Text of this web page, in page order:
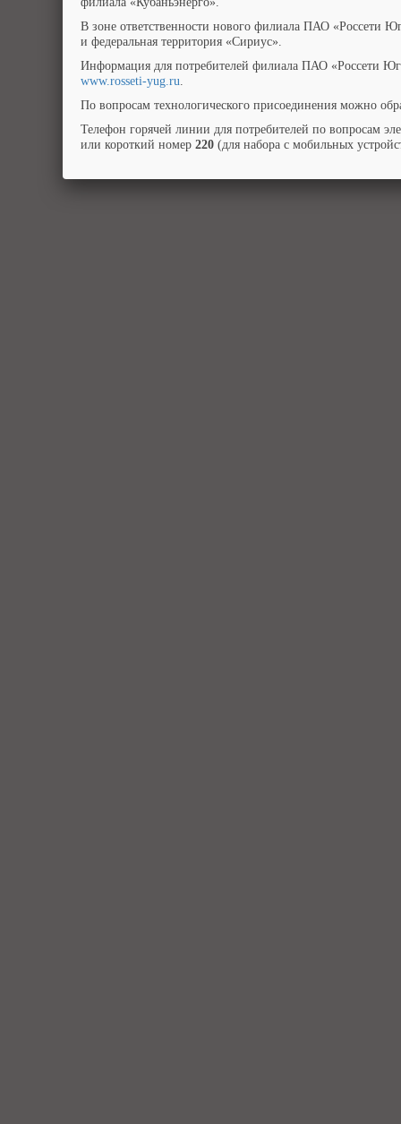
В зоне ответственности нового филиала ПАО «Россети
и федеральная территория «Сириус».
Информация для потребителей филиала ПАО «Россети
www.rosseti-yug.ru.
По вопросам технологического присоединения можно
Телефон горячей линии для потребителей по вопросам
или короткий номер 220 (для набора с мобильных